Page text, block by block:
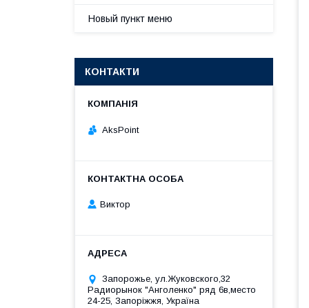
Новый пункт меню
КОНТАКТИ
AksPoint
Виктор
Запорожье, ул.Жуковского,32
Радиорынок "Анголенко" ряд 6в,место
24-25, Запоріжжя, Україна